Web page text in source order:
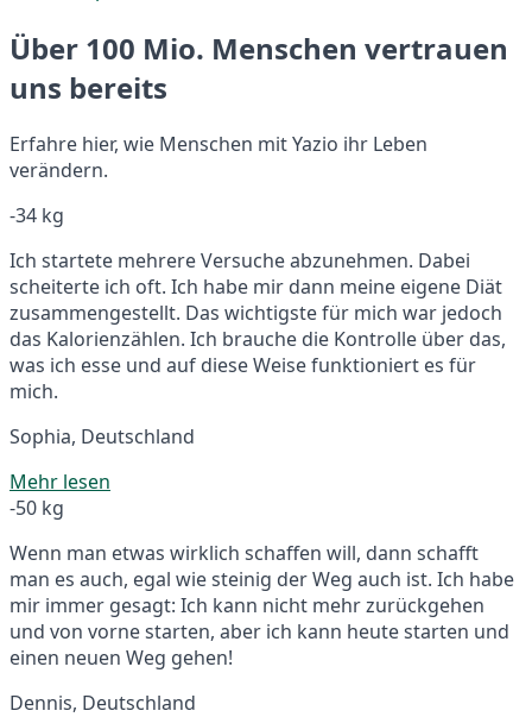
Über 100 Mio. Menschen vertrauen
uns bereits
Erfahre hier, wie Menschen mit Yazio ihr Leben
verändern.
-34 kg
Ich startete mehrere Versuche abzunehmen. Dabei
scheiterte ich oft. Ich habe mir dann meine eigene Diät
zusammengestellt. Das wichtigste für mich war jedoch
das Kalorienzählen. Ich brauche die Kontrolle über das,
was ich esse und auf diese Weise funktioniert es für
mich.
Sophia, Deutschland
Mehr lesen
-50 kg
Wenn man etwas wirklich schaffen will, dann schafft
man es auch, egal wie steinig der Weg auch ist. Ich habe
mir immer gesagt: Ich kann nicht mehr zurückgehen
und von vorne starten, aber ich kann heute starten und
einen neuen Weg gehen!
Dennis, Deutschland